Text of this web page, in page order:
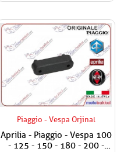
Piaggio - Vespa Orjinal
Aprilia - Piaggio - Vespa 100
- 125 - 150 - 180 - 200 -